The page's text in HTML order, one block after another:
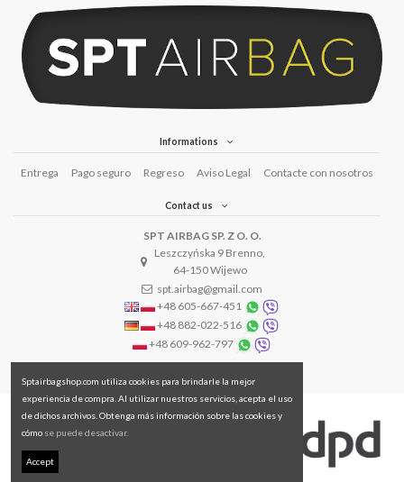
Informations
Entrega Pago seguro Regreso Aviso Legal Contacte con nosotros
Contact us
SPT AIRBAG SP. Z O. O.
Leszczyńska 9 Brenno,
64-150 Wijewo
spt.airbag@gmail.com
+48 605-667-451
+48 882-022-516
+48 609-962-797
Sptairbagshop.com utiliza cookies para brindarle la mejor
experiencia de compra. Al utilizar nuestros servicios, acepta el uso
de dichos archivos. Obtenga más información sobre las cookies y
cómo se puede desactivar.
Accept